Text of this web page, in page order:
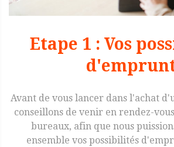
Etape 1 : Vos
Avant de vous lancer dans l'achat
conseillons de venir en rendez-
bureaux, afin que nous
ensemble vos possibilités